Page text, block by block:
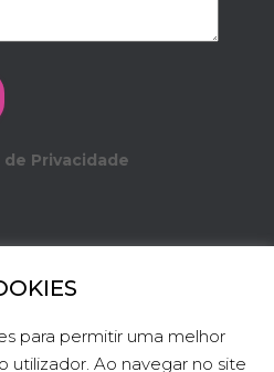
Privacidade
TWITTER
para permitir uma melhor
utilizador. Ao navegar no site